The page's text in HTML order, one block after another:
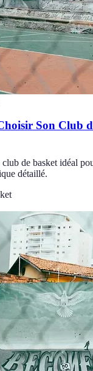
Son Club
de basket idéal
détaillé.